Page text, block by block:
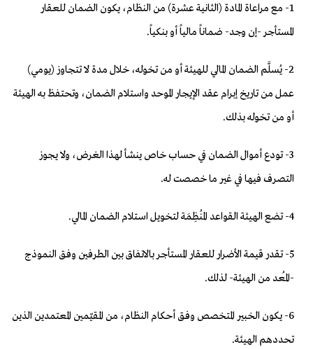
1- مع مراعاة المادة (الثانية عشرة) من النظام، يكون الضمان للعقار
المستأجر -إن وجد- ضماناً مالياً أو بنكياً.
2- يُسلَّم الضمان المالي للهيئة أو من تخوله، خلال مدة لا تتجاوز (يومي)
عمل من تاريخ إبرام عقد الإيجار الموحد واستلام الضمان، وتحتفظ به الهيئة
أو من تخوله بذلك.
3- تودع أموال الضمان في حساب خاص ينشأ لهذا الغرض، ولا يجوز
التصرف فيها في غير ما خصصت له.
4- تضع الهيئة القواعد المُنظِمَة لتخويل استلام الضمان المالي.
5- تقدر قيمة الأضرار للعقار المستأجر بالاتفاق بين الطرفين وفق النموذج
-المُعد من الهيئة- لذلك.
6- يكون الخبير المتخصص وفق أحكام النظام، من المقيّمين المعتمدين الذين
تحددهم الهيئة.